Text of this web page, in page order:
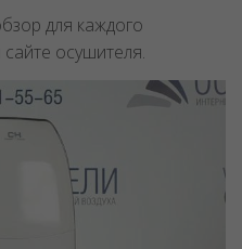
для каждого
осушителя.